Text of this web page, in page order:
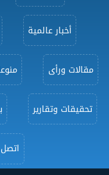
أخبار عالمية
مقالات ورأى
تحقيقات وتقارير
اتصل